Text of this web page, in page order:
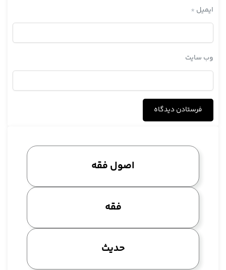
ایمیل *
وب‌ سایت
اصول فقه
فقه
حدیث